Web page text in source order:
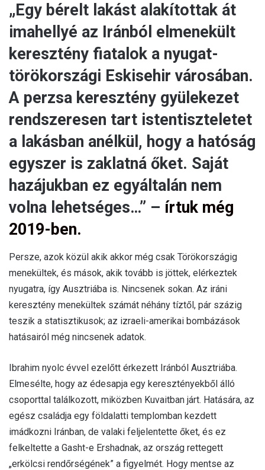
„Egy bérelt lakást alakítottak át
imahellyé az Iránból elmenekült
keresztény fiatalok a nyugat-
törökországi Eskisehir városában.
A perzsa keresztény gyülekezet
rendszeresen tart istentiszteletet
a lakásban anélkül, hogy a hatóság
egyszer is zaklatná őket. Saját
hazájukban ez egyáltalán nem
volna lehetséges…” – írtuk még
2019-ben.
Persze, azok közül akik akkor még csak Törökországig
menekültek, és mások, akik tovább is jöttek, elérkeztek
nyugatra, így Ausztriába is. Nincsenek sokan. Az iráni
keresztény menekültek számát néhány tíztől, pár százig
teszik a statisztikusok; az izraeli-amerikai bombázások
hatásairól még nincsenek adatok.
Ibrahim nyolc évvel ezelőtt érkezett Iránból Ausztriába.
Elmesélte, hogy az édesapja egy keresztényekből álló
csoporttal találkozott, miközben Kuvaitban járt. Hatására, az
egész családja egy földalatti templomban kezdett
imádkozni Iránban, de valaki feljelentette őket, és ez
felkeltette a Gasht-e Ershadnak, az ország rettegett
„erkölcsi rendőrségének” a figyelmét. Hogy mentse az